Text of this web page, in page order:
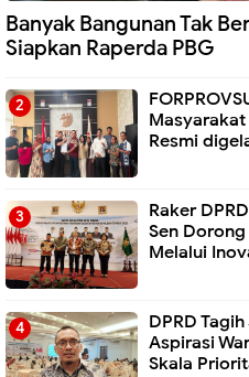
Banyak Bangunan Tak
Siapkan Raperda PBG
Masyarakat
Resmi
Raker
Sen
Melalui
DPRD
Aspirasi
Skala